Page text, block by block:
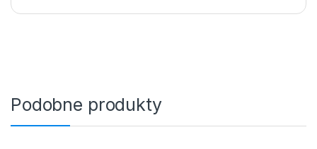
Podobne produkty